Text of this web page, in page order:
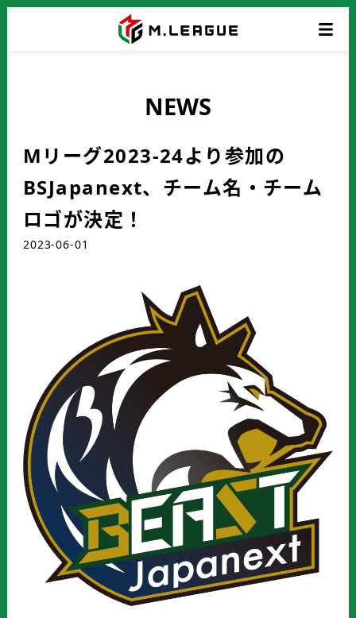
NEWS
Mリーグ2023-24より参加の
BSJapanext、チーム名・チーム
ロゴが決定！
2023-06-01